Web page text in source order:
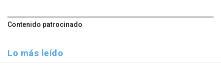
Contenido patrocinado
Lo más leído